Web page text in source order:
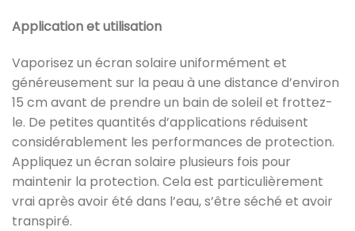
Application et utilisation
Vaporisez un écran solaire uniformément et
généreusement sur la peau à une distance d’environ
15 cm avant de prendre un bain de soleil et frottez-
le. De petites quantités d’applications réduisent
considérablement les performances de protection.
Appliquez un écran solaire plusieurs fois pour
maintenir la protection. Cela est particulièrement
vrai après avoir été dans l’eau, s’être séché et avoir
transpiré.